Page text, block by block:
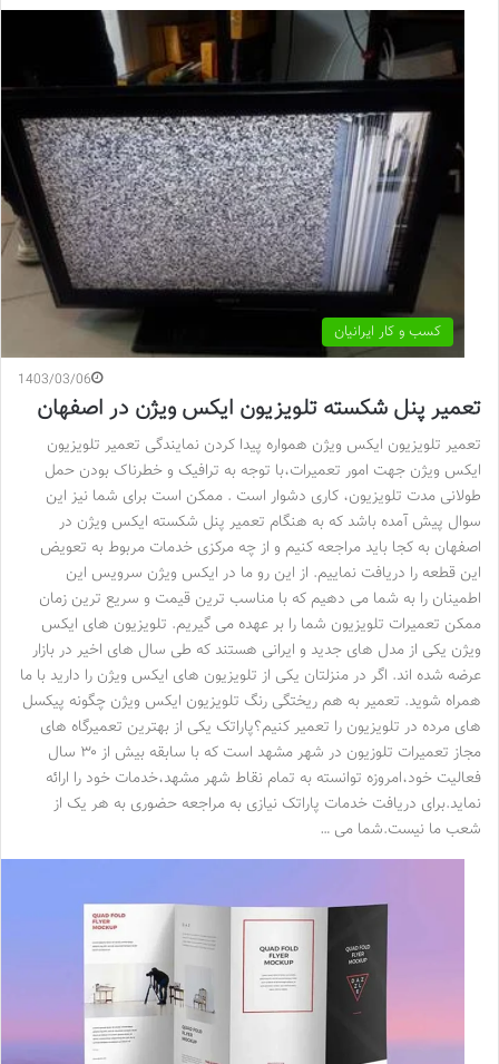
کسب و کار ایرانیان
1403/03/06
تعمیر پنل شکسته تلویزیون ایکس ویژن در اصفهان
تعمیر تلویزیون ایکس ویژن همواره پیدا کردن نمایندگی تعمیر تلویزیون
ایکس ویژن جهت امور تعمیرات،با توجه به ترافیک و خطرناک بودن حمل
طولانی مدت تلویزیون، کاری دشوار است . ممکن است برای شما نیز این
سوال پیش آمده باشد که به هنگام تعمیر پنل شکسته ایکس ویژن در
اصفهان به کجا باید مراجعه کنیم و از چه مرکزی خدمات مربوط به تعویض
این قطعه را دریافت نماییم. از این رو ما در ایکس ویژن سرویس این
اطمینان را به شما می دهیم که با مناسب ترین قیمت و سریع ترین زمان
ممکن تعمیرات تلویزیون شما را بر عهده می گیریم. تلویزیون های ایکس
ویژن یکی از مدل های جدید و ایرانی هستند که طی سال های اخیر در بازار
عرضه شده اند. اگر در منزلتان یکی از تلویزیون های ایکس ویژن را دارید با ما
همراه شوید. تعمیر به هم ریختگی رنگ تلویزیون ایکس ویژن چگونه پیکسل
های مرده در تلویزیون را تعمیر کنیم؟پاراتک یکی از بهترین تعمیرگاه های
مجاز تعمیرات تلوزیون در شهر مشهد است که با سابقه بیش از ۳۰ سال
فعالیت خود،امروزه توانسته به تمام نقاط شهر مشهد،خدمات خود را ارائه
نماید.برای دریافت خدمات پاراتک نیازی به مراجعه حضوری به هر یک از
شعب ما نیست.شما می …